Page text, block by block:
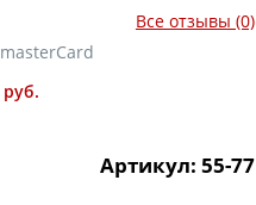
Все отзывы (0)
руб.
Артикул: 55-77